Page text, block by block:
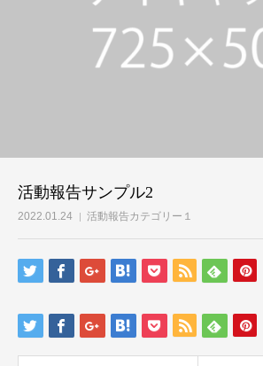
活動報告サンプル2
2022.01.24 活動報告カテゴリー１